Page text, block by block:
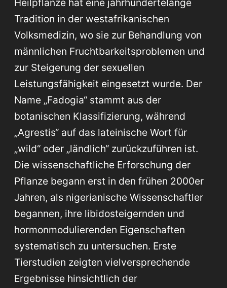
Heilpflanze hat eine jahrhundertelange
Tradition in der westafrikanischen
Volksmedizin, wo sie zur Behandlung von
männlichen Fruchtbarkeitsproblemen und
zur Steigerung der sexuellen
Leistungsfähigkeit eingesetzt wurde. Der
Name „Fadogia“ stammt aus der
botanischen Klassifizierung, während
„Agrestis“ auf das lateinische Wort für
„wild“ oder „ländlich“ zurückzuführen ist.
Die wissenschaftliche Erforschung der
Pflanze begann erst in den frühen 2000er
Jahren, als nigerianische Wissenschaftler
begannen, ihre libidosteigernden und
hormonmodulierenden Eigenschaften
systematisch zu untersuchen. Erste
Tierstudien zeigten vielversprechende
Ergebnisse hinsichtlich der